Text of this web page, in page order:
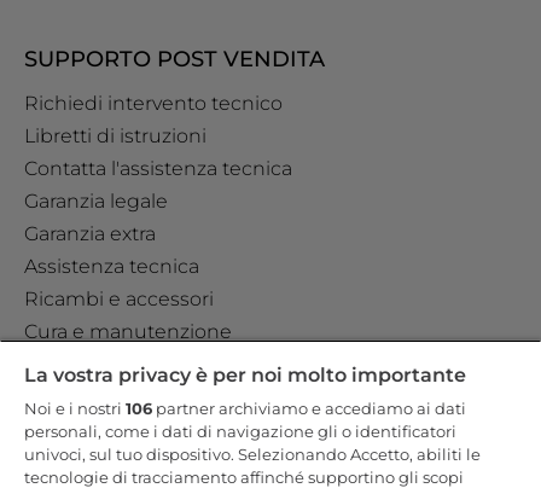
SUPPORTO POST VENDITA
Richiedi intervento tecnico
Libretti di istruzioni
Contatta l'assistenza tecnica
Garanzia legale
Garanzia extra
Assistenza tecnica
Ricambi e accessori
Cura e manutenzione
Resta in Contatto
Iscriviti Ora
La vostra privacy è per noi molto importante
Noi e i nostri 106 partner archiviamo e accediamo ai dati
personali, come i dati di navigazione gli o identificatori
univoci, sul tuo dispositivo. Selezionando Accetto, abiliti le
tecnologie di tracciamento affinché supportino gli scopi